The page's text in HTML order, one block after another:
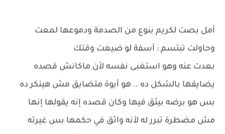
أمل بصت لكريم بنوع من الصدمة ودموعها لمعت
وحاولت تبتسم : آسفة لو ضيعت وقتك
بعدت عنه وهو استغبى نفسه لأن ماكانش قصده
يضايقها بالشكل ده .. هو أيوة متضايق مش هينكر ده
بس هو برضه بيثق فيها وكان قصده إنه يقولها إنها
مش مضطرة تبرر له لأنه واثق في حكمها بس غيرته